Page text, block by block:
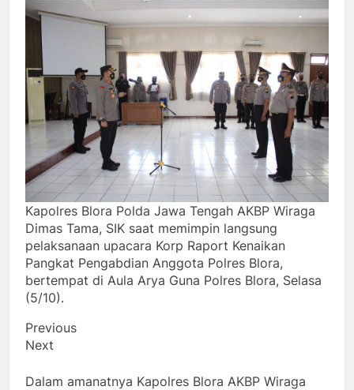
Kapolres Blora Polda Jawa Tengah AKBP Wiraga
Dimas Tama, SIK saat memimpin langsung
pelaksanaan upacara Korp Raport Kenaikan
Pangkat Pengabdian Anggota Polres Blora,
bertempat di Aula Arya Guna Polres Blora, Selasa
(5/10).
Previous
Next
Dalam amanatnya Kapolres Blora AKBP Wiraga